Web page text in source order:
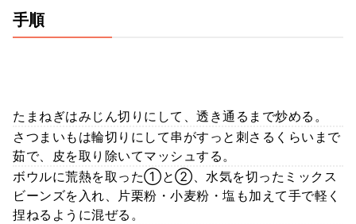
手順
たまねぎはみじん切りにして、透き通るまで炒める。
さつまいもは輪切りにして串がすっと刺さるくらいまで
茹で、皮を取り除いてマッシュする。
ボウルに荒熱を取った①と②、水気を切ったミックス
ビーンズを入れ、片栗粉・小麦粉・塩も加えて手で軽く
捏ねるように混ぜる。